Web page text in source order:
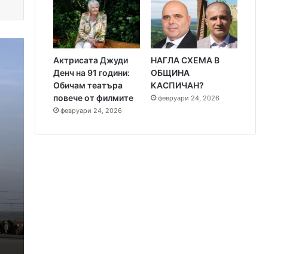
Актрисата Джуди
Денч на 91 години:
Обичам театъра
повече от филмите
февруари 24, 2026
НАГЛА СХЕМА В
ОБЩИНА
КАСПИЧАН?
февруари 24, 2026